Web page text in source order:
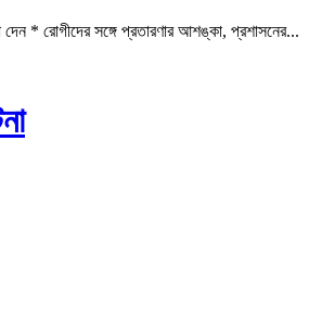
* রোগীদের সঙ্গে প্রতারণার আশঙ্কা, প্রশাসনের...